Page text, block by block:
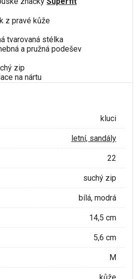
z pravé kůže
tvarovaná stélka
a pružná podešev
zip
na nártu
kluci
letní, sandály
22
suchý zip
bílá, modrá
14,5 cm
5,6 cm
M